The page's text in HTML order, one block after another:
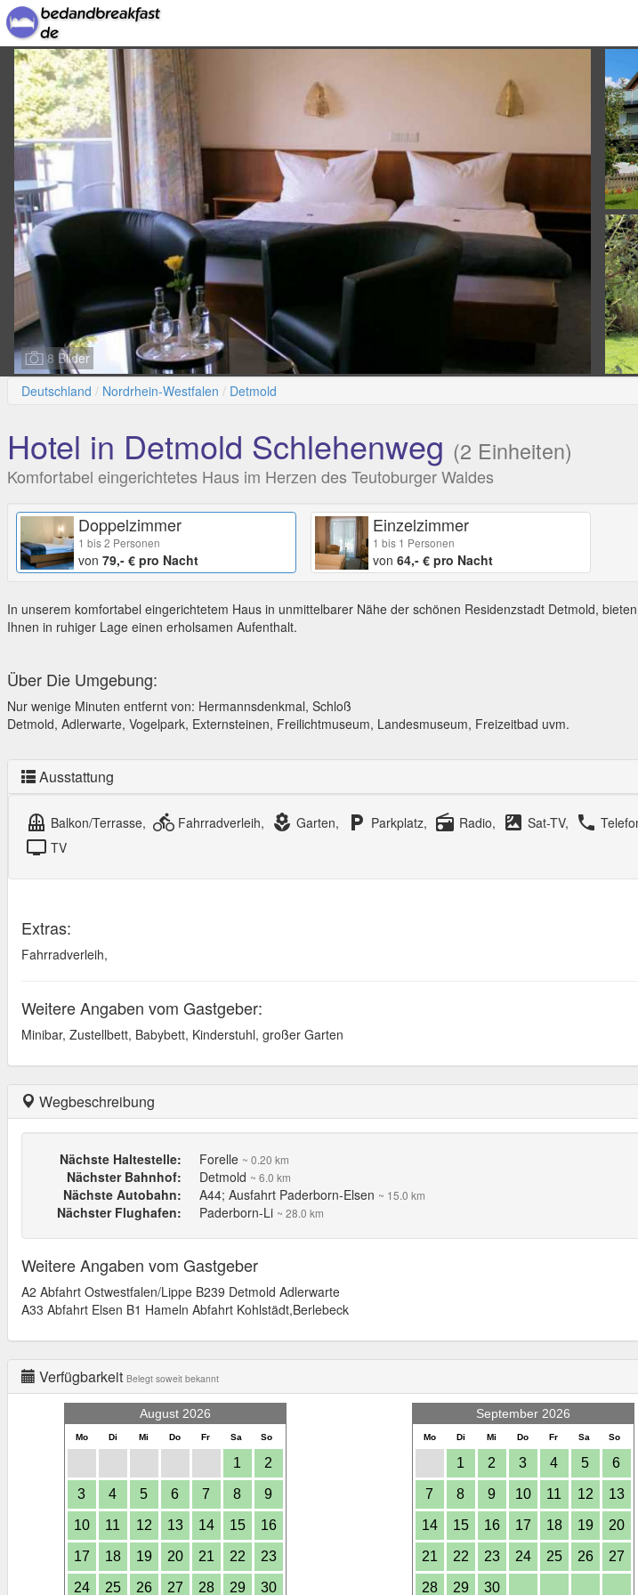
8 Bilder
Deutschland
Nordrhein-Westfalen Detmold
Hotel in Detmold Schlehenweg (2 Einheiten)
Komfortabel eingerichtetes Haus im Herzen des Teutoburger Waldes
Doppelzimmer
1 bis 2 Personen
von 79,- € pro Nacht
Einzelzimmer
1 bis 1 Personen
von 64,- € pro Nacht
In unserem komfortabel eingerichtetem Haus in unmittelbarer Nähe der schönen Residenzstadt Detmold,
Ihnen in ruhiger Lage einen erholsamen Aufenthalt.
Über Die Umgebung:
Nur wenige Minuten entfernt von: Hermannsdenkmal, Schloß
Detmold, Adlerwarte, Vogelpark, Externsteinen, Freilichtmuseum, Landesmuseum, Freizeitbad uvm.
Ausstattung
balcony Balkon/Terrasse, directions_bike Fahrradverleih, local_florist Garten, local_parking Parkplatz, radio Radio, satellite Sat-TV, local_phone
tv TV
Extras:
Fahrradverleih,
Weitere Angaben vom Gastgeber:
Minibar, Zustellbett, Babybett, Kinderstuhl, großer Garten
Wegbeschreibung
Nächste Haltestelle: Forelle ~ 0.20 km
Nächster Bahnhof: Detmold ~ 6.0 km
Nächste Autobahn: A44; Ausfahrt Paderborn-Elsen ~ 15.0 km
Nächster Flughafen: Paderborn-Li ~ 28.0 km
Weitere Angaben vom Gastgeber
A2 Abfahrt Ostwestfalen/Lippe B239 Detmold Adlerwarte
A33 Abfahrt Elsen B1 Hameln Abfahrt Kohlstädt,Berlebeck
Verfügbarkeit Belegt soweit bekannt
August 2026
Mo Di Mi Do Fr Sa So
1 2
3 4 5 6 7 8 9
10 11 12 13 14 15 16
17 18 19 20 21 22 23
24 25 26 27 28 29 30
September 2026
Mo Di Mi Do Fr Sa So
1 2 3 4 5 6
7 8 9 10 11 12 13
14 15 16 17 18 19 20
21 22 23 24 25 26 27
28 29 30